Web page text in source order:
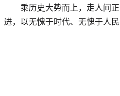
乘历史大势而上，走人间正
进，以无愧于时代、无愧于人